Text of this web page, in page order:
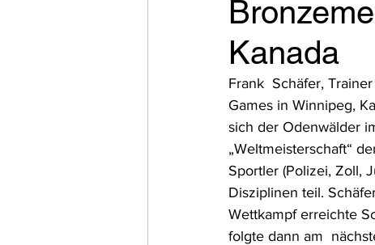
Ehrung
Kanada
Frank  Schäfer,
Games in Winnipeg,
sich der Odenwälder
„Weltmeisterschaft“
Sportler (Polizei, Zoll,
Disziplinen teil.
Wettkampf erreichte
folgte dann am